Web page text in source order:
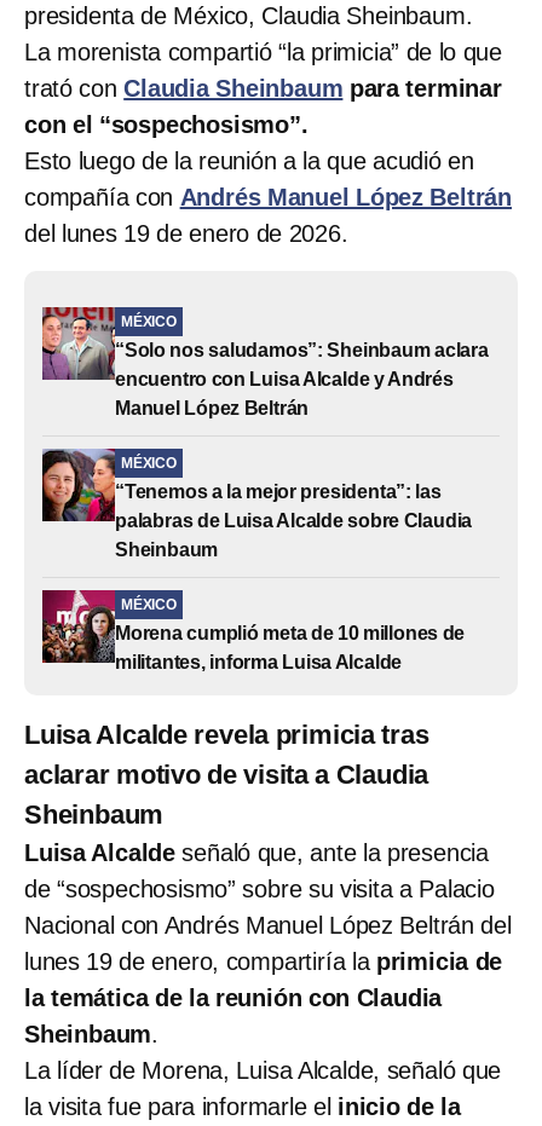
presidenta de México, Claudia Sheinbaum.
La morenista compartió “la primicia” de lo que
trató conClaudia Sheinbaum para terminar
con el “sospechosismo”.
Esto luego de la reunión a la que acudió en
compañía con Andrés Manuel López Beltrán
del lunes 19 de enero de 2026.
MÉXICO
“Solo nos saludamos”: Sheinbaum aclara
encuentro con Luisa Alcalde y Andrés
Manuel López Beltrán
MÉXICO
“Tenemos a la mejor presidenta”: las
palabras de Luisa Alcalde sobre Claudia
Sheinbaum
MÉXICO
Morena cumplió meta de 10 millones de
militantes, informa Luisa Alcalde
Luisa Alcalde revela primicia tras
aclarar motivo de visita a Claudia
Sheinbaum
Luisa Alcalde señaló que, ante la presencia
de “sospechosismo” sobre su visita a Palacio
Nacional con Andrés Manuel López Beltrán del
lunes 19 de enero, compartiría laprimicia de
la temática de la reunión con Claudia
Sheinbaum.
La líder de Morena, Luisa Alcalde, señaló que
la visita fue para informarle el inicio de la